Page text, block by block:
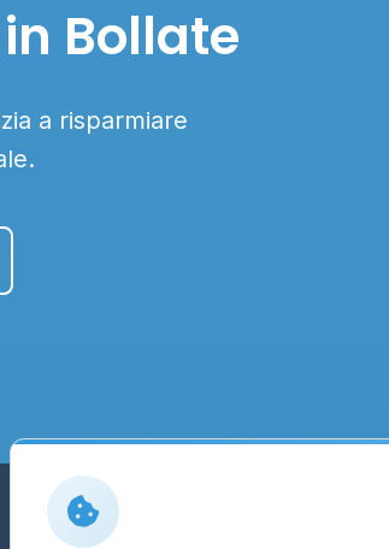
Bollate
a risparmiare